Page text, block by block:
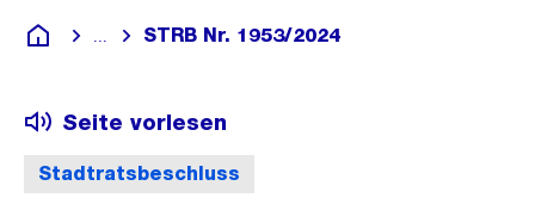
Deutsch
Blende alle Breadcrumbs ein
STRB Nr. 1953/2024
Stadtratsbeschluss
Seite vorlesen